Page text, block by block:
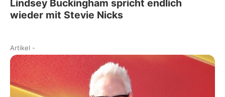
Lindsey Buckingham spricht endlich
wieder mit Stevie Nicks
Artikel -